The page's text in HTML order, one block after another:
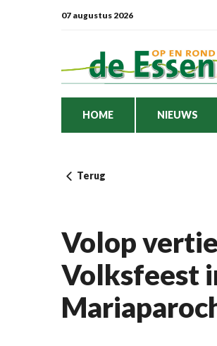
07 augustus 2026
HOME NIEUWS
Terug
Volop
Volksfeest